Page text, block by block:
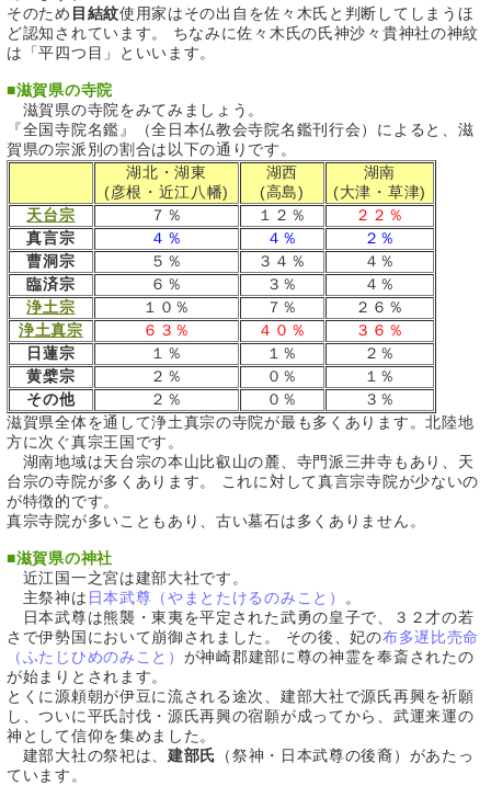
そのため 目結紋使用家はその出自を佐々木氏と判断してしまうほ
ど認知されています。 ちなみに佐々木氏の氏神沙々貴神社の神紋
は「平四つ目」といいます。
■滋賀県の寺院
滋賀県の寺院をみてみましょう。
『全国寺院名鑑』（全日本仏教会寺院名鑑刊行会）によると、滋
賀県の宗派別の割合は以下の通りです。
湖北・湖東
(彦根・近江八幡)
湖西
(高島)
湖南
(大津・草津)
天台宗
７％ １２％
２２％
真言宗
４％ ４％
２％
曹洞宗
５％ ３４％
４％
臨済宗
６％ ３％
４％
浄土宗
１０％ ７％
２６％
浄土真宗
６３％ ４０％
３６％
日蓮宗
１％ １％
２％
黄檗宗
２％ ０％
１％
その他
２％ ０％
３％
滋賀県全体を通して浄土真宗の寺院が最も多くあります。北陸地
方に次ぐ真宗王国です。
湖南地域は天台宗の本山比叡山の麓、寺門派三井寺もあり、天
台宗の寺院が多くあります。 これに対して真言宗寺院が少ないの
が特徴的です。
真宗寺院が多いこともあり、古い墓石は多くありません。
■滋賀県の神社
近江国一之宮は建部大社です。
主祭神は 日本武尊（やまとたけるのみこと）
。
日本武尊は熊襲・東夷を平定された武勇の皇子で、３２才の若
さで伊勢国において崩御されました。 その後、妃の布多遅比売命
（ふたじひめのみこと） が神崎郡建部に尊の神霊を奉斎されたの
が始まりとされます。
とくに源頼朝が伊豆に流される途次、建部大社で源氏再興を祈願
し、ついに平氏討伐・源氏再興の宿願が成ってから、武運来運の
神として信仰を集めました。
建部大社の祭祀は、 建部氏 （祭神・日本武尊の後裔）があたっ
ています。